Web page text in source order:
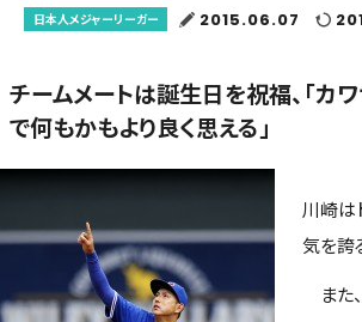
日本人メジャーリーガー 2015.06.07
チームメートは誕生日を祝福、「カ
で何もかもより良く思える」
川崎は
気を誇
また